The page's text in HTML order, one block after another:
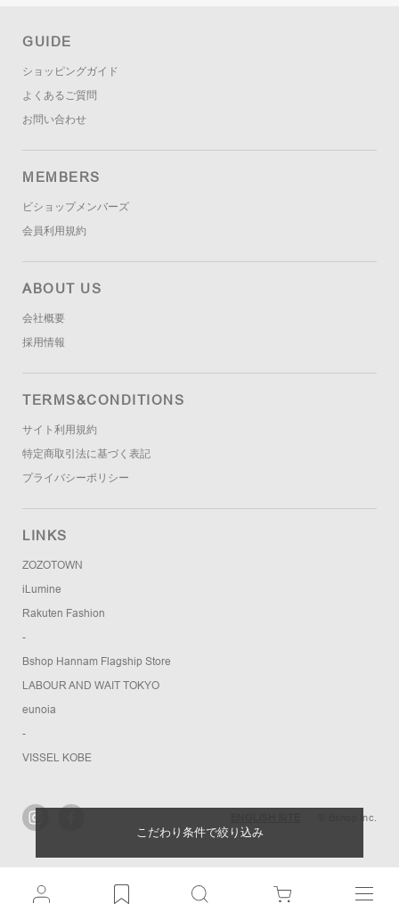
こだわり条件で絞り込み
GUIDE
ショッピングガイド
よくあるご質問
お問い合わせ
MEMBERS
ビショップメンバーズ
会員利用規約
ABOUT US
会社概要
採用情報
TERMS&CONDITIONS
サイト利用規約
特定商取引法に基づく表記
プライバシーポリシー
LINKS
ZOZOTOWN
iLumine
Rakuten Fashion
-
Bshop Hannam Flagship Store
LABOUR AND WAIT TOKYO
eunoia
-
VISSEL KOBE
© Bshop Inc.